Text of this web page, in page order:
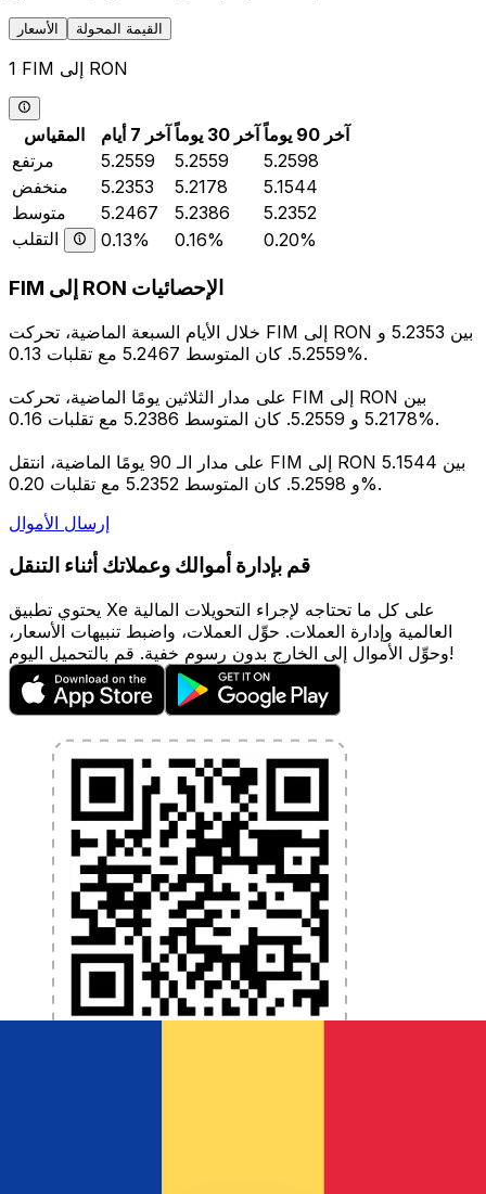
الأسعار القيمة المحولة
1 FIM إلى RON
المقياس آخر 7 أيام آخر 30 يوماً
آخر 90 يوماً
مرتفع
5.2559 5.2559
5.2598
منخفض
5.2353 5.2178
5.1544
متوسط
5.2467 5.2386
5.2352
التقلب
0.13% 0.16% 0.20%
FIM إلى RON الإحصائيات
خلال الأيام السبعة الماضية، تحركت FIM إلى RON بين 5.2353 و
5.2559. كان المتوسط 5.2467 مع تقلبات 0.13%.
على مدار الثلاثين يومًا الماضية، تحركت FIM إلى RON بين
5.2178 و 5.2559. كان المتوسط 5.2386 مع تقلبات 0.16%.
على مدار الـ 90 يومًا الماضية، انتقل FIM إلى RON بين 5.1544
و 5.2598. كان المتوسط 5.2352 مع تقلبات 0.20%.
إرسال الأموال
قم بإدارة أموالك وعملاتك أثناء التنقل
يحتوي تطبيق Xe على كل ما تحتاجه لإجراء التحويلات المالية
العالمية وإدارة العملات. حوِّل العملات، واضبط تنبيهات الأسعار،
وحوِّل الأموال إلى الخارج بدون رسوم خفية. قم بالتحميل اليوم!